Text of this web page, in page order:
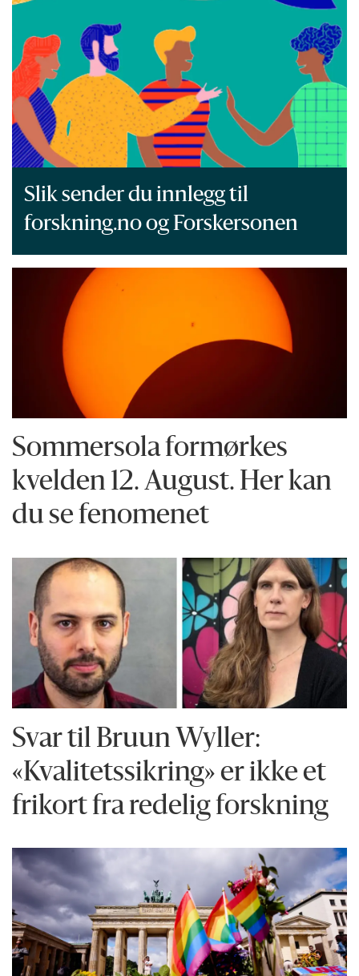
Slik sender du innlegg til
forskning.no og Forskersonen
Sommersola formørkes
kvelden 12. August. Her kan
du se fenomenet
Svar til Bruun Wyller:
«Kvalitetssikring» er ikke et
frikort fra redelig forskning